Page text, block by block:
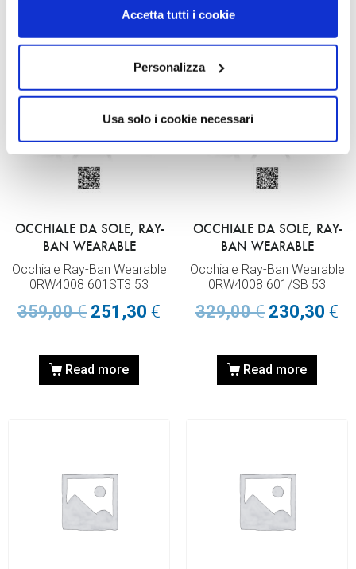
Accetta tutti i cookie
Personalizza
Usa solo i cookie necessari
Sold out
OCCHIALE DA SOLE, RAY-
BAN WEARABLE
Occhiale Ray-Ban Wearable
0RW4008 601ST3 53
359,00€ 251,30 €
Read more
OCCHIALE DA SOLE, RAY-
BAN WEARABLE
Occhiale Ray-Ban Wearable
0RW4008 601/SB 53
329,00€ 230,30 €
Read more